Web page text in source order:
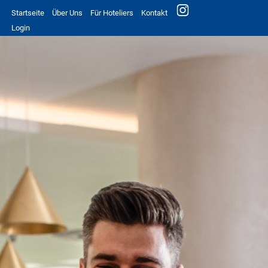
Startseite Über Uns Für Hoteliers
Kontakt
Login